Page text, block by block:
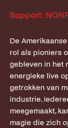
Support:
De
rol als pioniers
gebleven in het
energieke live
getrokken van
industrie.
meegemaakt,
magie die zich